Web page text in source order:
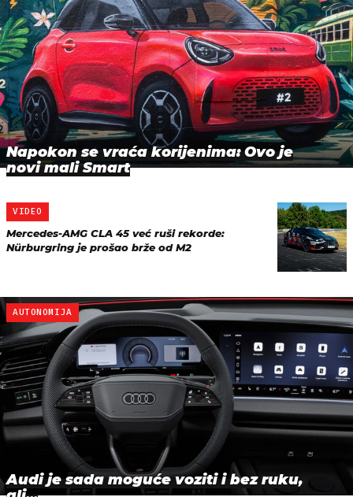
Napokon se vraća korijenima: Ovo je
novi mali Smart
VIDEO
Mercedes-AMG CLA 45 već ruši rekorde:
Nürburgring je prošao brže od M2
AUTONOMIJA
Audi je sada moguće voziti i bez ruku,